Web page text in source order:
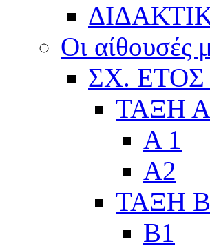
Οι αίθουσές
ΣΧ. ΕΤΟΣ
ΤΑΞΗ
Α 1
Α2
ΤΑΞΗ
Β1